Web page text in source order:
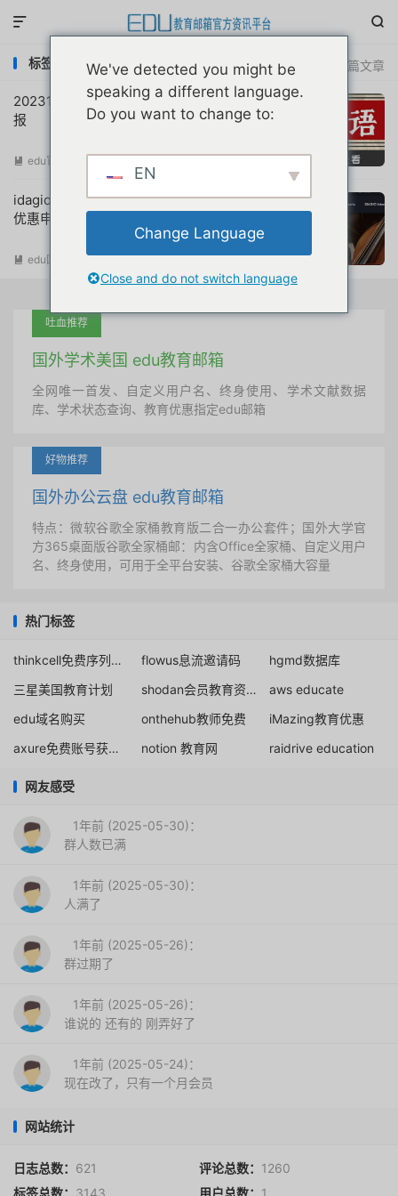


共 2 篇文章
标签：idagio学生会员
20231209互联网教育优惠申请注册动态简
报
 edu官方简报
idagio国外古典音乐平台会员学生半价教育
优惠申请教程
 edu国外优惠 阅读(1027)
吐血推荐
国外学术美国 edu教育邮箱
全网唯一首发、自定义用户名、终身使用、学术文献数据
库、学术状态查询、教育优惠指定edu邮箱
好物推荐
国外办公云盘 edu教育邮箱
特点：微软谷歌全家桶教育版二合一办公套件；国外大学官
方365桌面版谷歌全家桶邮：内含Office全家桶、自定义用户
名、终身使用，可用于全平台安装、谷歌全家桶大容量
热门标签
thinkcell免费序列号2025 flowus息流邀请码
hgmd数据库
三星美国教育计划
shodan会员教育资格购买
aws educate
edu域名购买
onthehub教师免费
iMazing教育优惠
axure免费账号获取分享
notion 教育网 raidrive education
网友感受
1年前 (2025-05-30)：
群人数已满
1年前 (2025-05-30)：
人满了
1年前 (2025-05-26)：
群过期了
1年前 (2025-05-26)：
谁说的 还有的 刚弄好了
1年前 (2025-05-24)：
现在改了，只有一个月会员
网站统计
日志总数： 621 评论总数： 1260
标签总数： 3143 用户总数： 1
We've detected you might be
speaking a different language.
Do you want to change to:
EN
Change Language
Close and do not switch language